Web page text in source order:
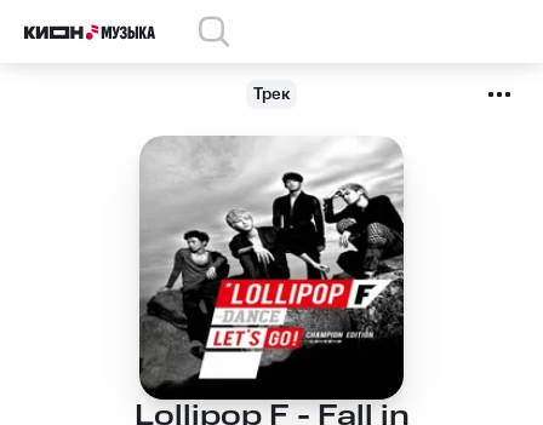
Трек
Lollipop F - Fall in